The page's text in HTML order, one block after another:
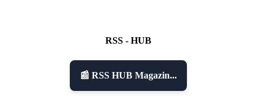
RSS - HUB
📰 RSS HUB Magazin...